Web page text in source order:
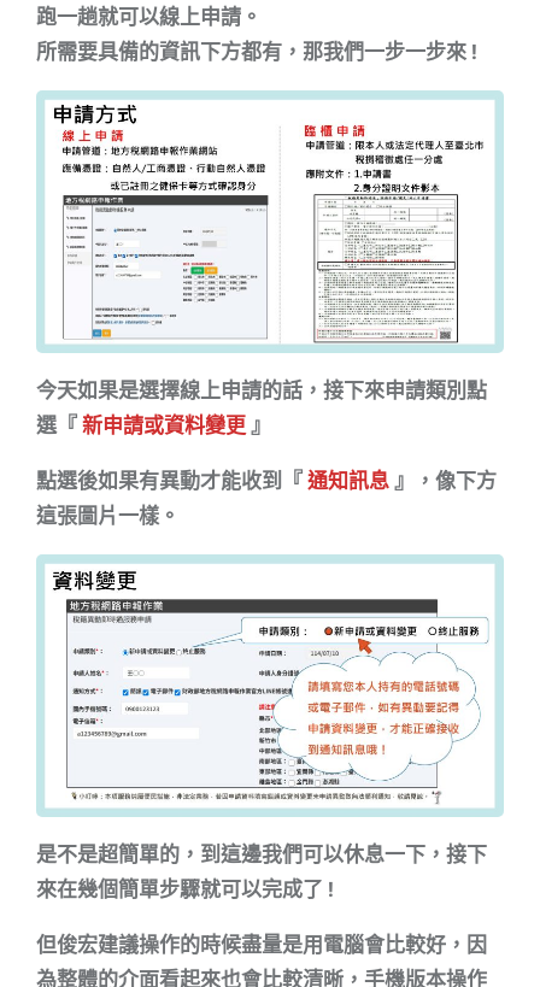
跑一趟就可以線上申請。
所需要具備的資訊下方都有，那我們一步一步來 !
今天如果是選擇線上申請的話，接下來申請類別點
選『新申請或資料變更』
點選後如果有異動才能收到『通知訊息』，像下方
這張圖片一樣。
是不是超簡單的，到這邊我們可以休息一下，接下
來在幾個簡單步驟就可以完成了 !
但俊宏建議操作的時候盡量是用電腦會比較好，因
為整體的介面看起來也會比較清晰，手機版本操作